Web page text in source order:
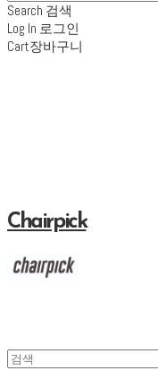
Search 검색
Log In 로그인
Cart장바구니
Chairpick